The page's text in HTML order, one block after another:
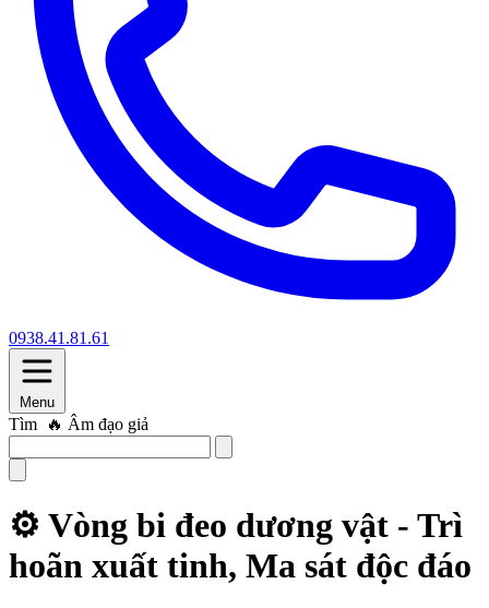
0938.41.81.61
Menu
Tìm 🔥 Âm đạo giả
⚙️ Vòng bi đeo dương vật - Trì
hoãn xuất tinh, Ma sát độc đáo